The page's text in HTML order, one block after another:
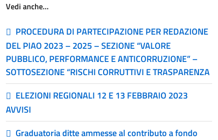
Vedi anche…
PROCEDURA DI PARTECIPAZIONE PER REDAZIONE
DEL PIAO 2023 – 2025 – SEZIONE “VALORE
PUBBLICO, PERFORMANCE E ANTICORRUZIONE” –
SOTTOSEZIONE “RISCHI CORRUTTIVI E TRASPARENZA
ELEZIONI REGIONALI 12 E 13 FEBBRAIO 2023
AVVISI
Graduatoria ditte ammesse al contributo a fondo